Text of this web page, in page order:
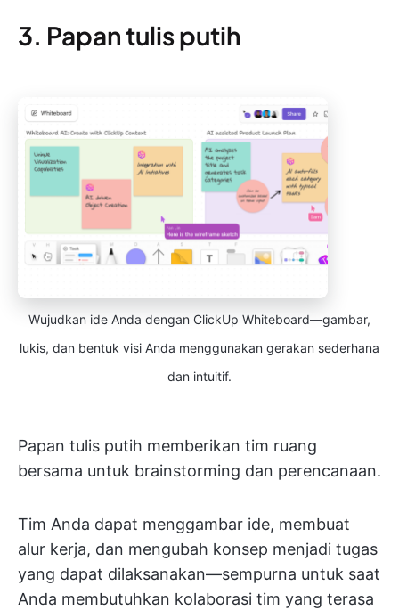
3. Papan tulis putih
Wujudkan ide Anda dengan ClickUp Whiteboard—gambar,
lukis, dan bentuk visi Anda menggunakan gerakan sederhana
dan intuitif.
Papan tulis putih memberikan tim ruang
bersama untuk brainstorming dan perencanaan.
Tim Anda dapat menggambar ide, membuat
alur kerja, dan mengubah konsep menjadi tugas
yang dapat dilaksanakan—sempurna untuk saat
Anda membutuhkan kolaborasi tim yang terasa